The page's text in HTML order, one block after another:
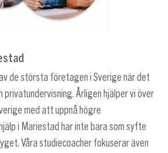
de största företagen i Sverige när det
privatundervisning. Årligen hjälper vi över
med att uppnå högre
i Mariestad har inte bara som syfte
Våra studiecoacher fokuserar även